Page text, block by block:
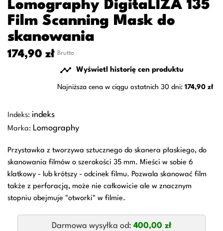
Lomography DigitaLIZA 135
Film Scanning Mask do
skanowania
174,90 zł Brutto
 Wyświetl historię cen produktu
Najniższa cena w ciągu ostatnich 30 dni: 174,90 zł
Indeks: indeks
Marka: Lomography
Przystawka z tworzywa sztucznego do skanera płaskiego, do
skanowania filmów o szerokości 35 mm. Mieści w sobie 6
klatkowy - lub krótszy - odcinek filmu. Pozwala skanować film
także z perforacją, może nie całkowicie ale w znacznym
stopniu obejmuje "otworki" w filmie.
Darmowa wysyłka od: 400,00 zł